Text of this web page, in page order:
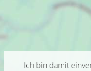
Ich bin damit